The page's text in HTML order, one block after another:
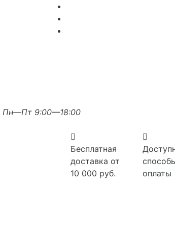
Пн—Пт 9:00—18:00
Бесплатная
доставка от
10 000 руб.
оплаты